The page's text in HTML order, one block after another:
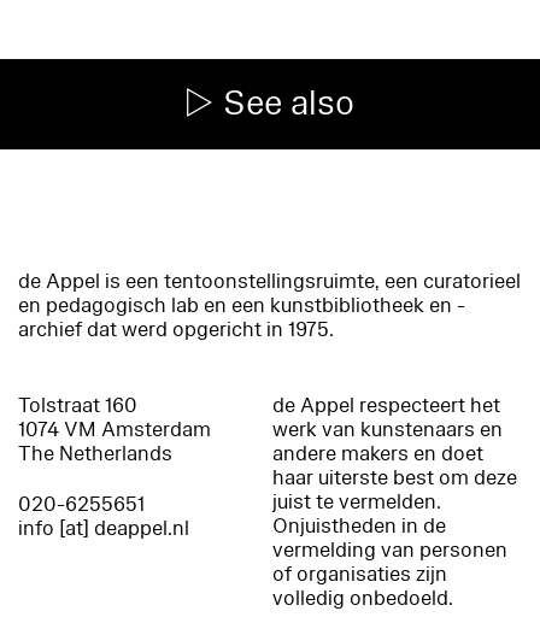
See also
de Appel is een tentoonstellingsruimte, een curatorieel
en pedagogisch lab en een kunstbibliotheek en -
archief dat werd opgericht in 1975.
Tolstraat 160
1074 VM Amsterdam
The Netherlands
020-6255651
info [at] deappel.nl
de Appel respecteert het
werk van kunstenaars en
andere makers en doet
haar uiterste best om deze
juist te vermelden.
Onjuistheden in de
vermelding van personen
of organisaties zijn
volledig onbedoeld.